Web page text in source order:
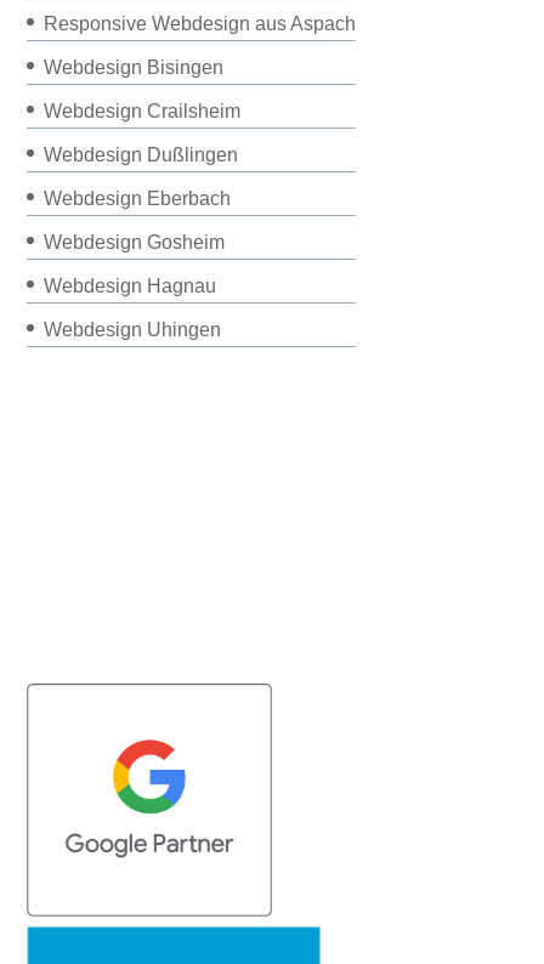
Responsive Webdesign aus Aspach
Webdesign Bisingen
Webdesign Crailsheim
Webdesign Dußlingen
Webdesign Eberbach
Webdesign Gosheim
Webdesign Hagnau
Webdesign Uhingen